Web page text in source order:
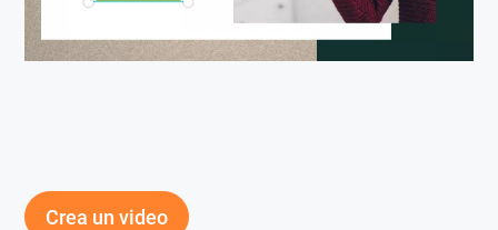
Crea un video